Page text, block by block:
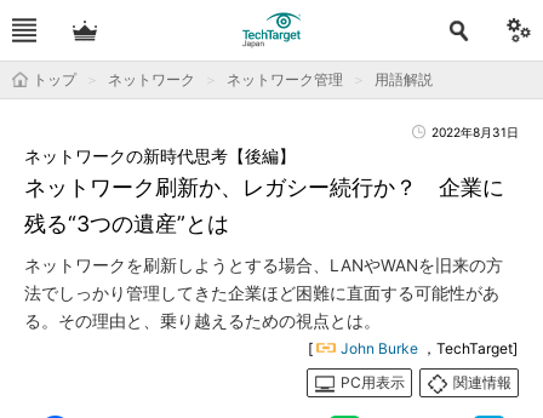
トップ ネットワーク ネットワーク管理 用語解説
2022年8月31日
ネットワーク刷新か、レガシー続行か？ 企業に
残る“3つの遺産”とは
ネットワークの新時代思考【後編】
ネットワークを刷新しようとする場合、LANやWANを旧来の方
法でしっかり管理してきた企業ほど困難に直面する可能性があ
る。その理由と、乗り越えるための視点とは。
[ John Burke ，TechTarget]
PC用表示
関連情報